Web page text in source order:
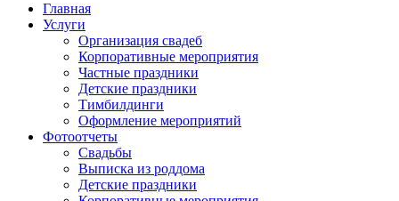
Главная
Услуги
Организация свадеб
Корпоративные мероприятия
Частные праздники
Детские праздники
Тимбилдинги
Оформление мероприятий
Фотоотчеты
Cвадьбы
Выписка из роддома
Детские праздники